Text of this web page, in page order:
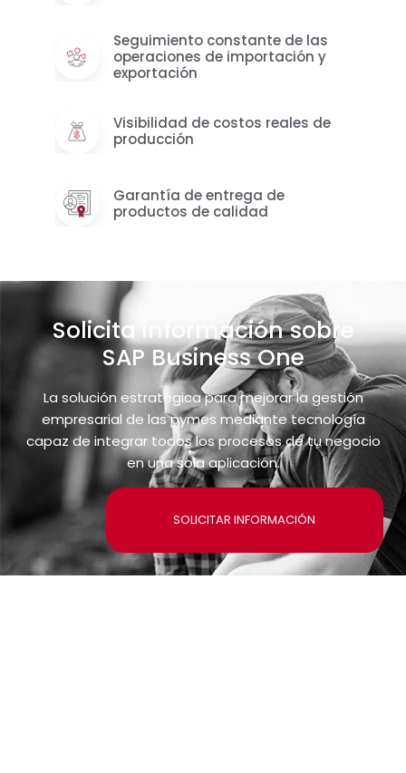
Seguimiento constante de las
operaciones de importación y
exportación
Visibilidad de costos reales de
producción
Garantía de entrega de
productos de calidad
Solicita información sobre
SAP Business One
La solución estratégica para mejorar la gestión
empresarial de las pymes mediante tecnología
capaz de integrar todos los procesos de tu negocio
en una sola aplicación.
SOLICITAR INFORMACIÓN